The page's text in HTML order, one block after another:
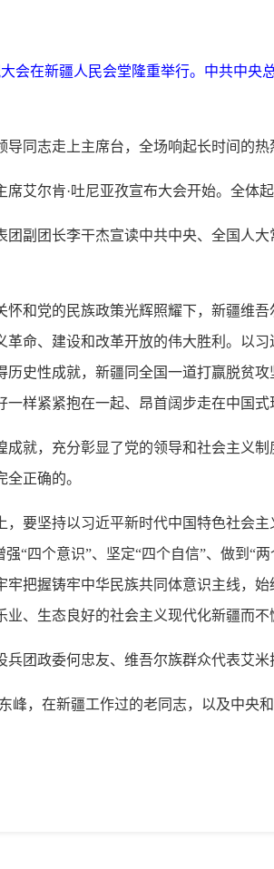
会在新疆人民会堂隆重举行。中共中
同志走上主席台，全场响起长时间的热
艾尔肯·吐尼亚孜宣布大会开始。全体起
副团长李干杰宣读中共中央、全国人
和党的民族政策光辉照耀下，新疆维
命、建设和改革开放的伟大胜利。以
史性成就，新疆同全国一道打赢脱贫
样紧紧抱在一起、昂首阔步走在中国式
成就，充分彰显了党的领导和社会主义
正确的。
要坚持以习近平新时代中国特色社会
“四个意识”、坚定“四个自信”、做到“
把握铸牢中华民族共同体意识主线，
、生态良好的社会主义现代化新疆而不
团政委何忠友、维吾尔族群众代表艾米
峰，在新疆工作过的老同志，以及中央